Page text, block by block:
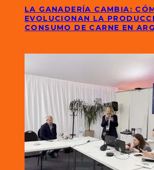
LA GANADERÍA CAMBIA:
EVOLUCIONAN LA
CONSUMO DE CARNE EN